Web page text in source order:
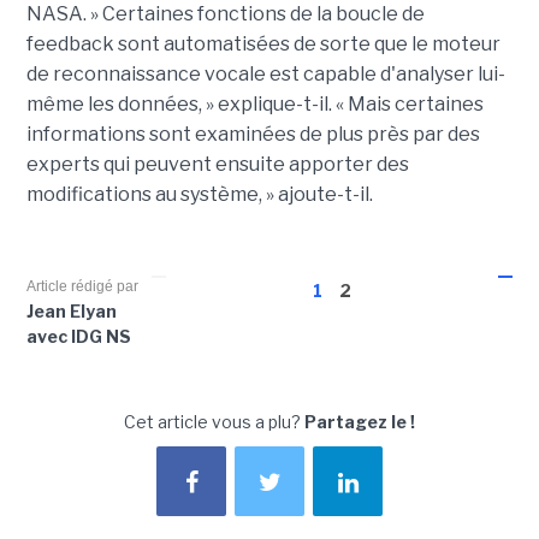
NASA. » Certaines fonctions de la boucle de
feedback sont automatisées de sorte que le moteur
de reconnaissance vocale est capable d'analyser lui-
même les données, » explique-t-il. « Mais certaines
informations sont examinées de plus près par des
experts qui peuvent ensuite apporter des
modifications au système, » ajoute-t-il.
1 2
Article rédigé par
Jean Elyan
avec IDG NS
Cet article vous a plu? Partagez le !